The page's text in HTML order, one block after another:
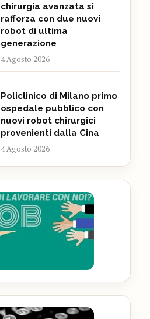
chirurgia avanzata si
rafforza con due nuovi
robot di ultima
generazione
4 Agosto 2026
Policlinico di Milano primo
ospedale pubblico con
nuovi robot chirurgici
provenienti dalla Cina
4 Agosto 2026